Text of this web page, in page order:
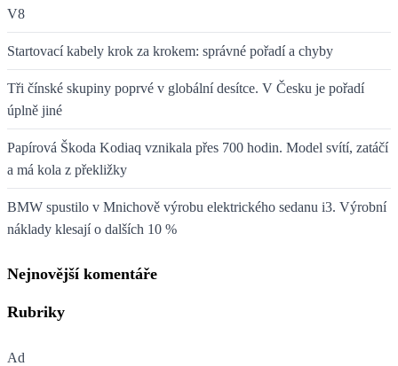
V8
Startovací kabely krok za krokem: správné pořadí a chyby
Tři čínské skupiny poprvé v globální desítce. V Česku je pořadí
úplně jiné
Papírová Škoda Kodiaq vznikala přes 700 hodin. Model svítí, zatáčí
a má kola z překližky
BMW spustilo v Mnichově výrobu elektrického sedanu i3. Výrobní
náklady klesají o dalších 10 %
Nejnovější komentáře
Rubriky
Ad